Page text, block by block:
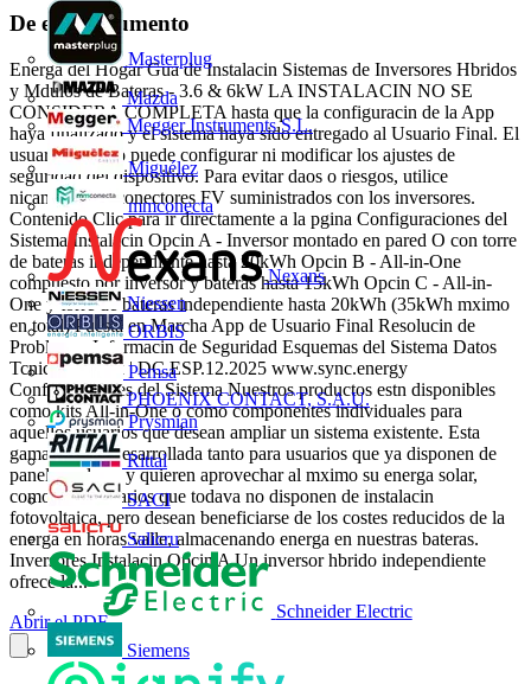
Masterplug
Mazda
Megger Instruments S.L.
Miguélez
mmconecta
Nexans
Niessen
ORBIS
Pemsa
PHOENIX CONTACT, S.A.U.
Prysmian
Rittal
SACI
Salicru
Schneider Electric
Siemens
De este documento
Energa del Hogar Gua de Instalacin Sistemas de Inversores Hbridos
y Mdulos de Bateras - 3.6 & 6kW LA INSTALACIN NO SE
CONSIDERA COMPLETA hasta que la configuracin de la App
haya finalizado y el sistema haya sido entregado al Usuario Final. El
usuario final no puede configurar ni modificar los ajustes de
seguridad del dispositivo. Para evitar daos o riesgos, utilice
nicamente los conectores FV suministrados con los inversores.
Contenido Clic para ir directamente a la pgina Configuraciones del
Sistema Instalacin Opcin A - Inversor montado en pared O con torre
de bateras independiente hasta 20kWh Opcin B - All-in-One
compuesto por inversor y bateras hasta 15kWh Opcin C - All-in-
One y torre de bateras independiente hasta 20kWh (35kWh mximo
en total) Puesta en Marcha App de Usuario Final Resolucin de
Problemas Informacin de Seguridad Esquemas del Sistema Datos
Tcnicos SEFxx | DC.ESP.12.2025 www.sync.energy
Configuraciones del Sistema Nuestros productos estn disponibles
como kits All-in-One o como componentes individuales para
aquellos usuarios que desean ampliar un sistema existente. Esta
gama ha sido desarrollada tanto para usuarios que ya disponen de
paneles solares y quieren aprovechar al mximo su energa solar,
como para usuarios que todava no disponen de instalacin
fotovoltaica, pero desean beneficiarse de los costes reducidos de la
energa en horas valle, almacenando energa en nuestras bateras.
Inversores Instalacin Opcin A Un inversor hbrido independiente
ofrece la...
Abrir el PDF